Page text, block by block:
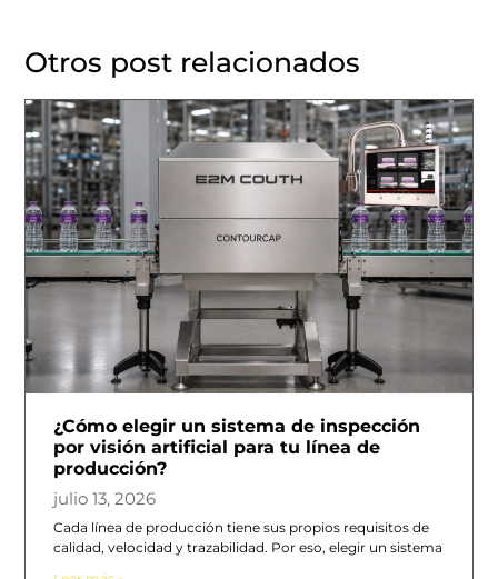
Otros post relacionados
¿Cómo elegir un sistema de inspección
por visión artificial para tu línea de
producción?
julio 13, 2026
Cada línea de producción tiene sus propios requisitos de
calidad, velocidad y trazabilidad. Por eso, elegir un sistema